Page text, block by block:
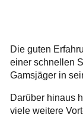
Die guten
einer schnellen
Gamsjäger in
Darüber hinaus
viele weitere